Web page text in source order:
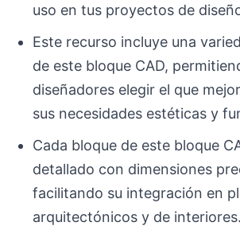
uso en tus proyectos de
Este recurso incluye una
de este bloque CAD,
diseñadores elegir el que
sus necesidades estéticas y
Cada bloque de este bloque
detallado con dimensiones
facilitando su integración en
arquitectónicos y de interiores.